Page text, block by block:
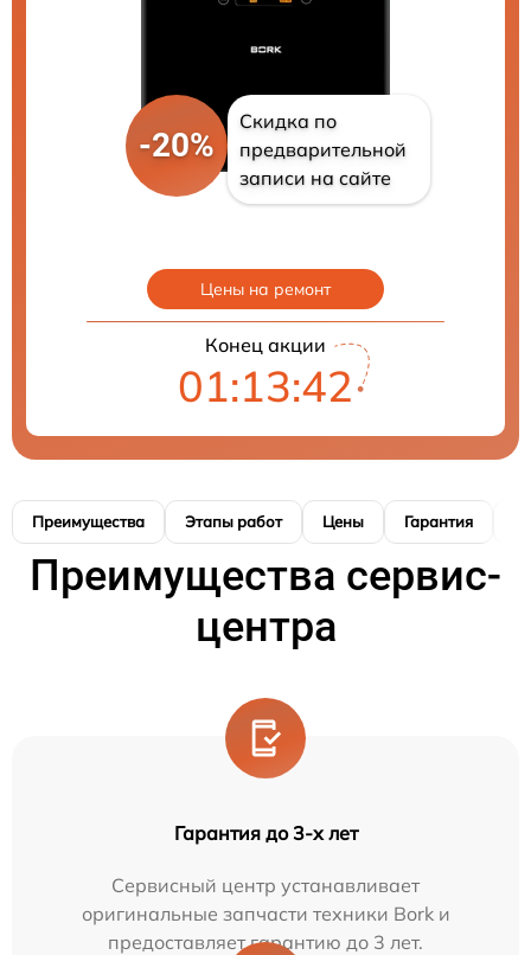
-20%
Скидка по
предварительной
записи на сайте
Цены на ремонт
Конец акции
01:13:41
Преимущества Этапы работ Цены Гарантия
Преимущества сервис-
центра
Гарантия до 3-х лет
Сервисный центр устанавливает
оригинальные запчасти техники Bork и
предоставляет гарантию до 3 лет.